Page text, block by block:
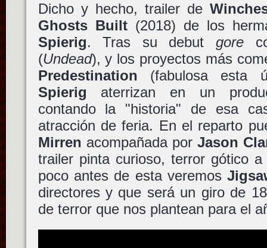
Dicho y hecho, trailer de
Ghosts Built(2018) de los
Spierig. Tras su debutgore
(Undead), y los proyectos más
Predestination (fabulosa esta
Spierig aterrizan en un
contando la "historia" de esa
atracción de feria. En el reparto
Mirren acompañada por Jason
trailer pinta curioso, terror gótico
poco antes de esta veremos
directores y que será un giro de
de terror que nos plantean para el